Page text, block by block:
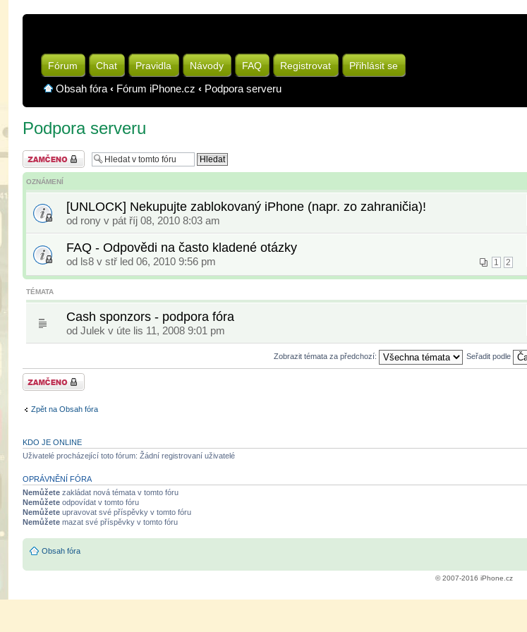
Fórum Chat Pravidla Návody FAQ Registrovat Přihlásit se
Obsah fóra ‹ Fórum iPhone.cz ‹ Podpora serveru
Podpora serveru
Fórum je
zamknuté
OZNÁMENÍ
[UNLOCK] Nekupujte zablokovaný iPhone (napr. zo zahraničia)!
od rony v pát říj 08, 2010 8:03 am
FAQ - Odpovědi na často kladené otázky
1 2
od ls8 v stř led 06, 2010 9:56 pm
TÉMATA
Cash sponzors - podpora fóra
od Julek v úte lis 11, 2008 9:01 pm
Zobrazit témata za předchozí: Seřadit podle
Fórum je
zamknuté
Zpět na Obsah fóra
KDO JE ONLINE
Uživatelé procházející toto fórum: Žádní registrovaní uživatelé
OPRÁVNĚNÍ FÓRA
Nemůžete zakládat nová témata v tomto fóru
Nemůžete odpovídat v tomto fóru
Nemůžete upravovat své příspěvky v tomto fóru
Nemůžete mazat své příspěvky v tomto fóru
Obsah fóra
© 2007-2016 iPhone.cz